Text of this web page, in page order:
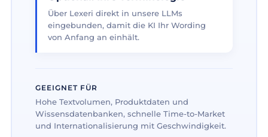
Über Lexeri direkt in unsere LLMs
eingebunden, damit die KI Ihr Wording
von Anfang an einhält.
GEEIGNET FÜR
Hohe Textvolumen, Produktdaten und
Wissensdatenbanken, schnelle Time-to-Market
und Internationalisierung mit Geschwindigkeit.